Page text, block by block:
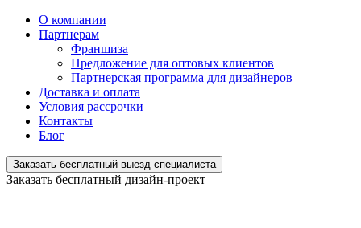
О компании
Партнерам
Франшиза
Предложение для оптовых клиентов
Партнерская программа для дизайнеров
Доставка и оплата
Условия рассрочки
Контакты
Блог
Заказать бесплатный выезд специалиста
Заказать бесплатный дизайн-проект